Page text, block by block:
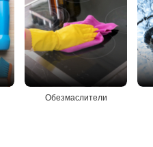
Обезмаслители